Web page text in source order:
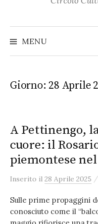
MENU
Giorno:28 Aprile
A Pettinengo,
cuore: il
piemontese
Inserito il 28 Aprile 2025 /
Sulle prime propaggini
conosciuto come il